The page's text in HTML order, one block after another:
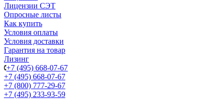
Лицензии СЭТ
Опросные листы
Как купить
Условия оплаты
Условия доставки
Гарантия на товар
Лизинг
+7 (495) 668-07-67
+7 (495) 668-07-67
+7 (800) 777-29-67
+7 (495) 233-93-59